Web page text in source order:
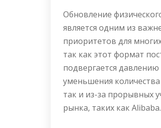
Обновление
является одним из
приоритетов для
так как этот формат
подвергается давлению
уменьшения
так и из-за прорывных
рынка, таких как Alibaba.